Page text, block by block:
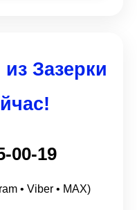
Зазерки
00-19
• Viber • MAX)